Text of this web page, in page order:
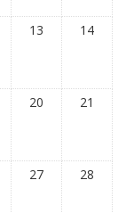
13 14
20 21
27 28